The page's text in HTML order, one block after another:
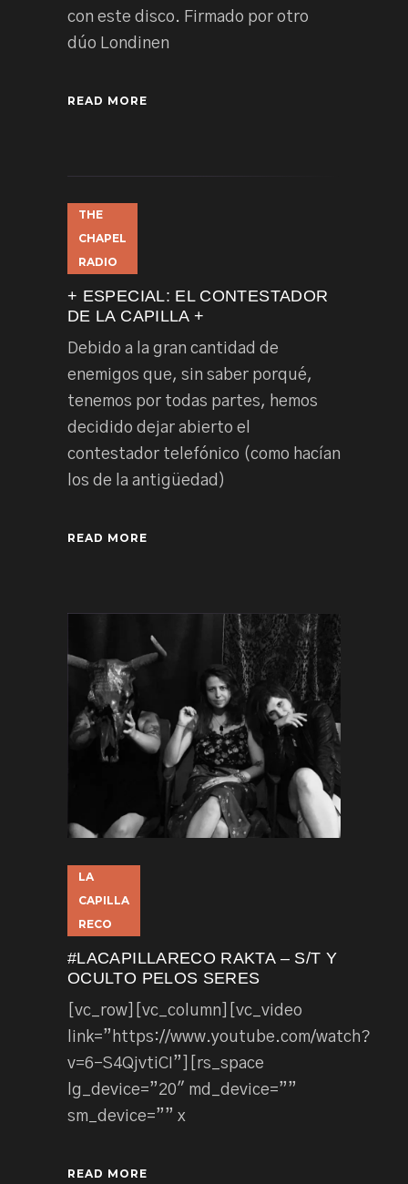
con este disco. Firmado por otro
dúo Londinen
READ MORE
THE
CHAPEL
RADIO
+ ESPECIAL: EL CONTESTADOR
DE LA CAPILLA +
Debido a la gran cantidad de
enemigos que, sin saber porqué,
tenemos por todas partes, hemos
decidido dejar abierto el
contestador telefónico (como hacían
los de la antigüedad)
READ MORE
LA
CAPILLA
RECO
#LACAPILLARECO RAKTA – S/T Y
OCULTO PELOS SERES
[vc_row][vc_column][vc_video
link=”https://www.youtube.com/watch?
v=6-S4QjvtiCI”][rs_space
lg_device=”20″ md_device=””
sm_device=”” x
READ MORE